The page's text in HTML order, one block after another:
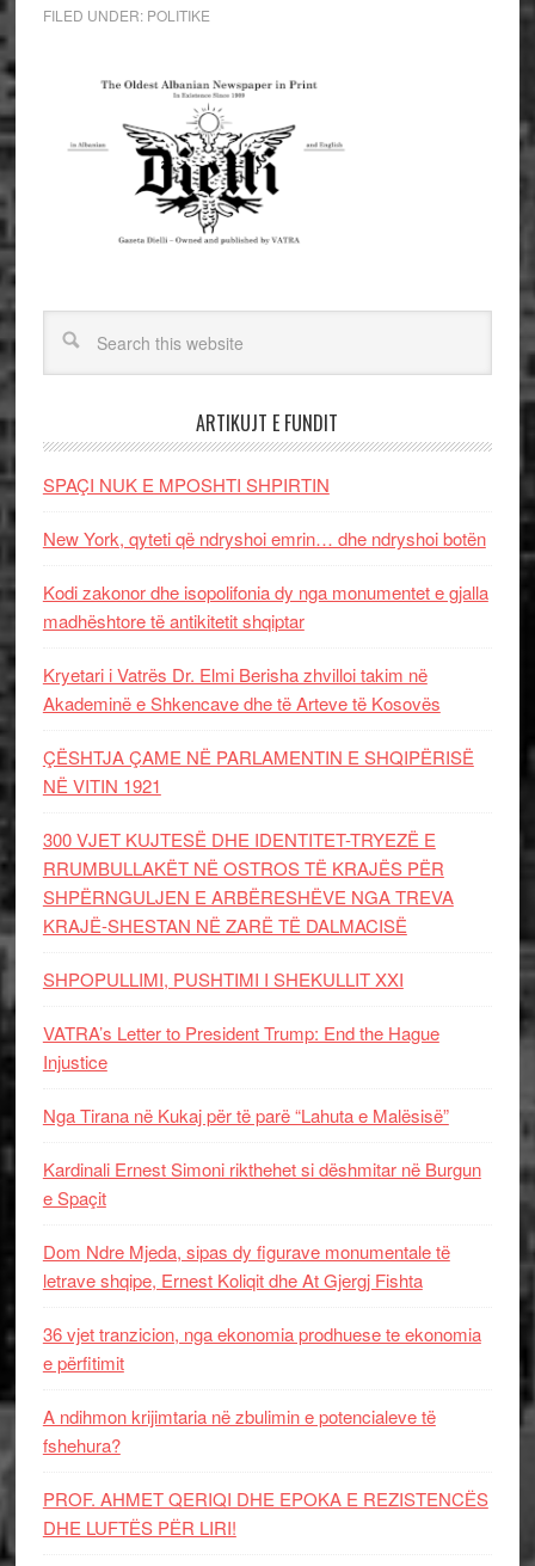
FILED UNDER: POLITIKE
ARTIKUJT E FUNDIT
SPAÇI NUK E MPOSHTI SHPIRTIN
New York, qyteti që ndryshoi emrin… dhe ndryshoi botën
Kodi zakonor dhe isopolifonia dy nga monumentet e gjalla
madhështore të antikitetit shqiptar
Kryetari i Vatrës Dr. Elmi Berisha zhvilloi takim në
Akademinë e Shkencave dhe të Arteve të Kosovës
ÇËSHTJA ÇAME NË PARLAMENTIN E SHQIPËRISË
NË VITIN 1921
300 VJET KUJTESË DHE IDENTITET-TRYEZË E
RRUMBULLAKËT NË OSTROS TË KRAJËS PËR
SHPËRNGULJEN E ARBËRESHËVE NGA TREVA
KRAJË-SHESTAN NË ZARË TË DALMACISË
SHPOPULLIMI, PUSHTIMI I SHEKULLIT XXI
VATRA’s Letter to President Trump: End the Hague
Injustice
Nga Tirana në Kukaj për të parë “Lahuta e Malësisë”
Kardinali Ernest Simoni rikthehet si dëshmitar në Burgun
e Spaçit
Dom Ndre Mjeda, sipas dy figurave monumentale të
letrave shqipe, Ernest Koliqit dhe At Gjergj Fishta
36 vjet tranzicion, nga ekonomia prodhuese te ekonomia
e përfitimit
A ndihmon krijimtaria në zbulimin e potencialeve të
fshehura?
PROF. AHMET QERIQI DHE EPOKA E REZISTENCЁS
DHE LUFTЁS PЁR LIRI!